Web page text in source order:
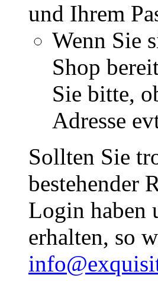
und Ihrem
Wenn Sie
Shop
Sie bitte,
Adresse
Sollten Sie
bestehender
Login haben
erhalten, so